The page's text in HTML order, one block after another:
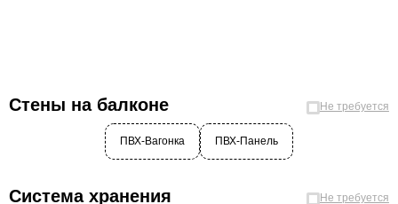
Стены на балконе Не требуется
ПВХ-Вагонка ПВХ-Панель
Система хранения Не требуется